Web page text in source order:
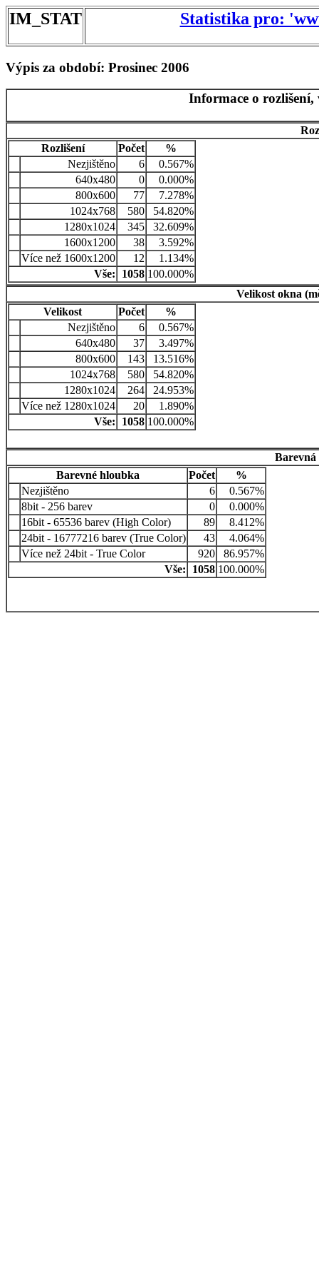
IM_STAT Statistika pro:
Výpis za období: Prosinec 2006
Informace o
Rozlišení
Počet
%
Nezjištěno
6
0.567%
640x480
0
0.000%
800x600
77
7.278%
1024x768
580
54.820%
1280x1024
345
32.609%
1600x1200
38
3.592%
Více než 1600x1200
12
1.134%
Vše:
1058 100.000%
Velikost okna
Velikost
Počet
%
Nezjištěno
6
0.567%
640x480
37
3.497%
800x600
143
13.516%
1024x768
580
54.820%
1280x1024
264
24.953%
Více než 1280x1024
20
1.890%
Vše:
1058 100.000%
Barevná
Barevné hloubka
Počet
%
Nezjištěno
6
0.567%
8bit - 256 barev
0
0.000%
16bit - 65536 barev (High Color)
89
8.412%
24bit - 16777216 barev (True Color)
43
4.064%
Více než 24bit - True Color
920
86.957%
Vše:
1058 100.000%